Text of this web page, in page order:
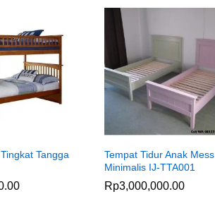
Tangga
Tempat Tidur Anak Mess
Minimalis IJ-TTA001
Rp3,000,000.00